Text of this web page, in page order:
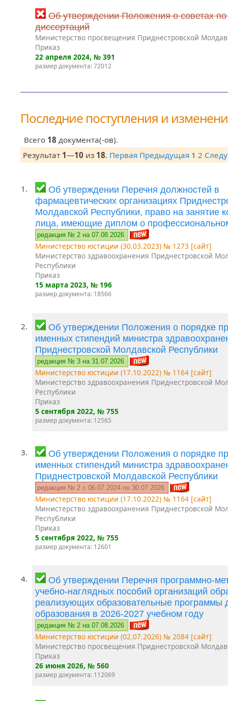
Об утверждении Положения о советах
диссертаций
Министерство просвещения Приднестровской
Приказ
22 апреля 2024, № 391
размер документа: 72012
Последние поступления и
Всего 18 документа(-ов).
Результат 1—10 из 18. Первая Предыдущая 1 2
1.
Об утверждении Перечня должностей в
фармацевтических организациях
Молдавской Республики, право на занятие
лица, имеющие диплом о
редакция № 2 на 07.08.2026
Министерство юстиции (30.03.2023) № 1273 [сайт]
Министерство здравоохранения Приднестровской
Республики
Приказ
15 марта 2023, № 196
размер документа: 18566
2.
Об утверждении Положения о порядке
именных стипендий министра
Приднестровской Молдавской Республики
редакция № 3 на 31.07.2026
Министерство юстиции (17.10.2022) № 1164 [сайт]
Министерство здравоохранения Приднестровской
Республики
Приказ
5 сентября 2022, № 755
размер документа: 12565
3.
Об утверждении Положения о порядке
именных стипендий министра
Приднестровской Молдавской Республики
редакция № 2 c 06.07.2024 по 30.07.2026
Министерство юстиции (17.10.2022) № 1164 [сайт]
Министерство здравоохранения Приднестровской
Республики
Приказ
5 сентября 2022, № 755
размер документа: 12601
4.
Об утверждении Перечня программно-
учебно-наглядных пособий организаций
реализующих образовательные программы
образования в 2026-2027 учебном году
редакция № 2 на 07.08.2026
Министерство юстиции (02.07.2026) № 2084 [сайт]
Министерство просвещения Приднестровской
Приказ
26 июня 2026, № 560
размер документа: 112069